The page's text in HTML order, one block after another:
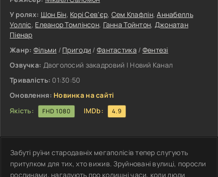
У ролях: Шон Бін, Корі Сев'єр, Сем Клафлін,Аннабелль
Уолліс, Елеанор Томлінсон, Ганна Тойнтон, Джонатан
Піенар
Жанр: Фільми / Пригоди /Фантастика / Фентезі
Озвучка: Двоголосий закадровий | Новий Канал
Тривалість: 01:30:50
Оновлення: Новинка на сайті
Якість:
FHD 1080 IMDb: 4.9
Забуті руїни стародавніх мегаполісів тепер слугують
притулком для тих, хто вижив. Зруйновані вулиці, поросли
рослинами, нагадують про колишні часи, коли люди